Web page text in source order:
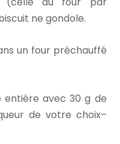
ne gondole.
un four préchauffé
entière avec 30 g de
de votre choix–